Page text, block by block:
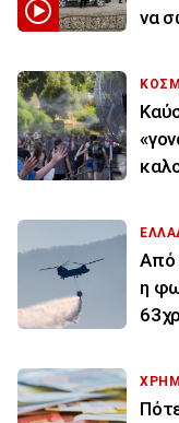
να
Από
η